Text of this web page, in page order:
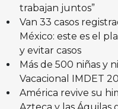
trabajan juntos”
Van 33 casos
México: este es el
y evitar casos
Más de 500 niñas y
Vacacional IMDET
América revive su